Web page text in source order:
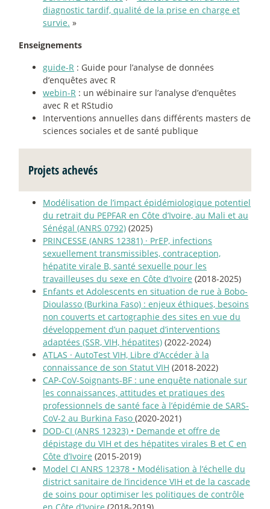
diagnostic tardif, qualité de la prise en charge et
survie. »
Enseignements
guide-R : Guide pour l’analyse de données
d’enquêtes avec R
webin-R : un wébinaire sur l’analyse d’enquêtes
avec R et RStudio
Interventions annuelles dans différents masters de
sciences sociales et de santé publique
Projets achevés
Modélisation de l’impact épidémiologique potentiel
du retrait du PEPFAR en Côte d’Ivoire, au Mali et au
Sénégal (ANRS 0792) (2025)
PRINCESSE (ANRS 12381) · PrEP, infections
sexuellement transmissibles, contraception,
hépatite virale B, santé sexuelle pour les
travailleuses du sexe en Côte d’Ivoire (2018-2025)
Enfants et Adolescents en situation de rue à Bobo-
Dioulasso (Burkina Faso) : enjeux éthiques, besoins
non couverts et cartographie des sites en vue du
développement d’un paquet d’interventions
adaptées (SSR, VIH, hépatites) (2022-2024)
ATLAS · AutoTest VIH, Libre d’Accéder à la
connaissance de son Statut VIH (2018-2022)
CAP-CoV-Soignants-BF : une enquête nationale sur
les connaissances, attitudes et pratiques des
professionnels de santé face à l’épidémie de SARS-
CoV-2 au Burkina Faso (2020-2021)
DOD-CI (ANRS 12323) • Demande et offre de
dépistage du VIH et des hépatites virales B et C en
Côte d’Ivoire (2015-2019)
Model CI ANRS 12378 • Modélisation à l’échelle du
district sanitaire de l’incidence VIH et de la cascade
de soins pour optimiser les politiques de contrôle